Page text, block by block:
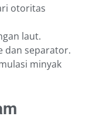
otoritas
laut.
dan separator.
minyak